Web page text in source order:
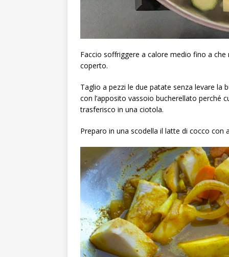
Faccio soffriggere a calore medio fino a
coperto.
Taglio a pezzi le due patate senza levare
con l’apposito vassoio bucherellato perché
trasferisco in una ciotola.
Preparo in una scodella il latte di cocco